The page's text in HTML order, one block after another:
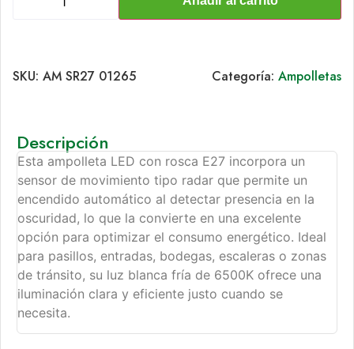
SKU: AM SR27 01265 Categoría: Ampolletas
Descripción
Esta ampolleta LED con rosca E27 incorpora un
sensor de movimiento tipo radar que permite un
encendido automático al detectar presencia en la
oscuridad, lo que la convierte en una excelente
opción para optimizar el consumo energético. Ideal
para pasillos, entradas, bodegas, escaleras o zonas
de tránsito, su luz blanca fría de 6500K ofrece una
iluminación clara y eficiente justo cuando se
necesita.